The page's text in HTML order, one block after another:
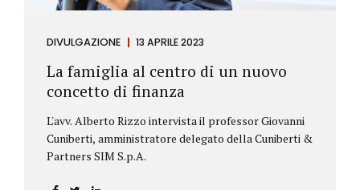
DIVULGAZIONE 13 APRILE 2023
La famiglia al centro di un nuovo
concetto di finanza
L'avv. Alberto Rizzo intervista il professor Giovanni
Cuniberti, amministratore delegato della Cuniberti &
Partners SIM S.p.A.